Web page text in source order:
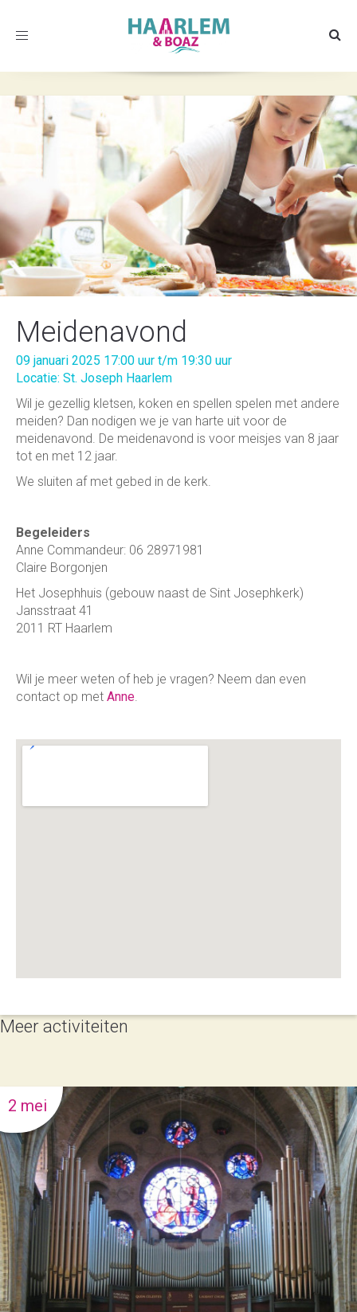
Toggle
Meidenavond
09 januari 2025 17:00 uur t/m 19:30 uur
Locatie: St. Joseph Haarlem
Wil je gezellig kletsen, koken en spellen spelen met andere
meiden? Dan nodigen we je van harte uit voor de
meidenavond. De meidenavond is voor meisjes van 8 jaar
tot en met 12 jaar.
We sluiten af met gebed in de kerk.
Begeleiders
Anne Commandeur: 06 28971981
Claire Borgonjen
Het Josephhuis (gebouw naast de Sint Josephkerk)
Jansstraat 41
2011 RT Haarlem
Wil je meer weten of heb je vragen? Neem dan even
contact op met Anne.
Meer activiteiten
2 mei